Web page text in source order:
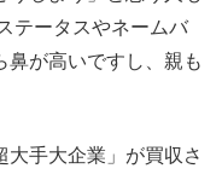
テータスやネームバ
鼻が高いですし、親も
大手大企業」が買収さ